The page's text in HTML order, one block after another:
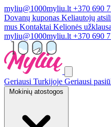
myliu@1000myliu.lt +370 690
Dovanų kuponas Keliautojų
mus Kontaktai Kelionės užklausa
myliu@1000myliu.lt +370 690
Geriausi Turkijoje Geriausi
Mokinių atostogos